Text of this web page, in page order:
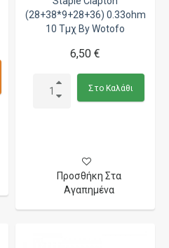
(28+38*9+28+36) 0.33ohm
10 Τμχ By Wotofo
6,50 €
Στο Καλάθι
Προσθήκη Στα
Αγαπημένα